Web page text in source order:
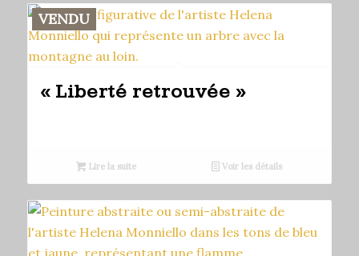
VENDU
« Liberté retrouvée »
Lire la suite Voir les détails